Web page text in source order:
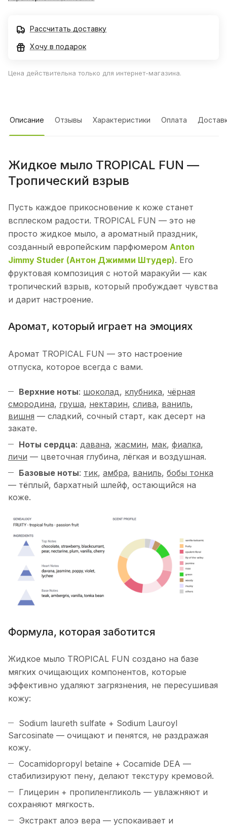
Рассчитать доставку
Хочу в подарок
Цена действительна только для интернет-магазина.
Описание Отзывы Характеристики Оплата
Жидкое мыло TROPICAL FUN —
Тропический взрыв
Пусть каждое прикосновение к коже станет
всплеском радости. TROPICAL FUN — это не
просто жидкое мыло, а ароматный праздник,
созданный европейским парфюмером Anton
Jimmy Studer (Антон Джимми Штудер). Его
фруктовая композиция с нотой маракуйи — как
тропический взрыв, который пробуждает чувства
и дарит настроение.
Аромат, который играет на эмоциях
Аромат TROPICAL FUN — это настроение
отпуска, которое всегда с вами.
Верхние ноты: шоколад, клубника, чёрная
смородина, груша, нектарин, слива, ваниль,
вишня — сладкий, сочный старт, как десерт на
закате.
Ноты сердца: давана, жасмин, мак, фиалка,
личи — цветочная глубина, лёгкая и воздушная.
Базовые ноты: тик, амбра, ваниль, бобы тонка
— тёплый, бархатный шлейф, остающийся на
коже.
Формула, которая заботится
Жидкое мыло TROPICAL FUN создано на базе
мягких очищающих компонентов, которые
эффективно удаляют загрязнения, не пересушивая
кожу:
Sodium laureth sulfate + Sodium Lauroyl
Sarcosinate — очищают и пенятся, не раздражая
кожу.
Cocamidopropyl betaine + Cocamide DEA —
стабилизируют пену, делают текстуру кремовой.
Глицерин + пропиленгликоль — увлажняют и
сохраняют мягкость.
Экстракт алоэ вера — успокаивает и